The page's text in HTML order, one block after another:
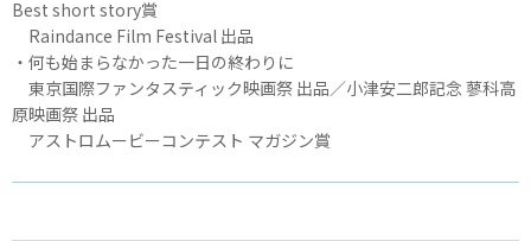
Best short story賞
Raindance Film Festival 出品
・何も始まらなかった一日の終わりに
東京国際ファンタスティック映画祭 出品／小津安二郎記念 蓼科高
原映画祭 出品
アストロムービーコンテスト マガジン賞